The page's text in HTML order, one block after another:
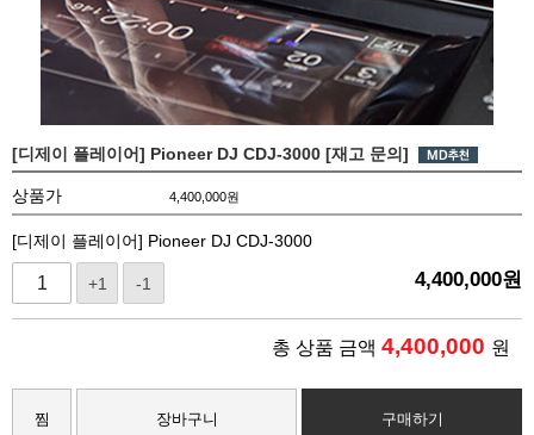
[디제이 플레이어] Pioneer DJ CDJ-3000 [재고 문의]
상품가 4,400,000원
[디제이 플레이어] Pioneer DJ CDJ-3000
+1 -1 4,400,000원
총 상품 금액 4,400,000 원
찜 장바구니 구매하기